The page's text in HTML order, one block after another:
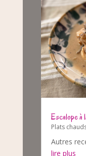
Escalope à
Plats
Autres
lire plus